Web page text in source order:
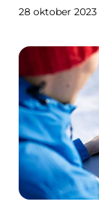
28 oktober 2023